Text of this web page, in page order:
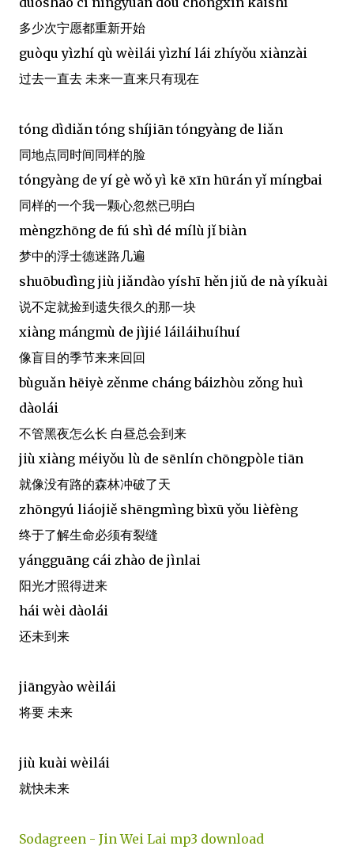
多少次宁愿都重新开始
guòqu yìzhí qù wèilái yìzhí lái zhíyǒu xiànzài
过去一直去 未来一直来只有现在
tóng dìdiǎn tóng shíjiān tóngyàng de liǎn
同地点同时间同样的脸
tóngyàng de yí gè wǒ yì kē xīn hūrán yǐ míngbai
同样的一个我一颗心忽然已明白
mèngzhōng de fú shì dé mílù jǐ biàn
梦中的浮士德迷路几遍
shuōbudìng jiù jiǎndào yíshī hěn jiǔ de nà yíkuài
说不定就捡到遗失很久的那一块
xiàng mángmù de jìjié láiláihuíhuí
像盲目的季节来来回回
bùguǎn hēiyè zěnme cháng báizhòu zǒng huì
dàolái
不管黑夜怎么长 白昼总会到来
jiù xiàng méiyǒu lù de sēnlín chōngpòle tiān
就像没有路的森林冲破了天
zhōngyú liáojiě shēngmìng bìxū yǒu lièfèng
终于了解生命必须有裂缝
yángguāng cái zhào de jìnlai
阳光才照得进来
hái wèi dàolái
还未到来
jiāngyào wèilái
将要 未来
jiù kuài wèilái
就快未来
Sodagreen - Jin Wei Lai mp3 download